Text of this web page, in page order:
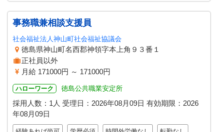
事務職兼相談支援員
社会福祉法人神山町社会福祉協議会
徳島県神山町名西郡神領字本上角９３番１
正社員以外
月給 171000円 ～ 171000円
ハローワーク 徳島公共職業安定所
採用人数：1人 受理日： 2026年08月09日 有効期限： 2026
年08月09日